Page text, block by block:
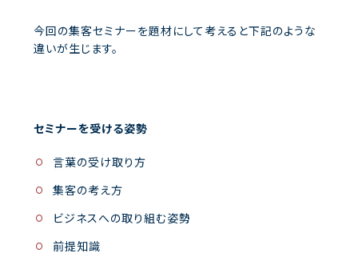
今回の集客セミナーを題材にして考えると下記のような
違いが生じます。
セミナーを受ける姿勢
言葉の受け取り方
集客の考え方
ビジネスへの取り組む姿勢
前提知識